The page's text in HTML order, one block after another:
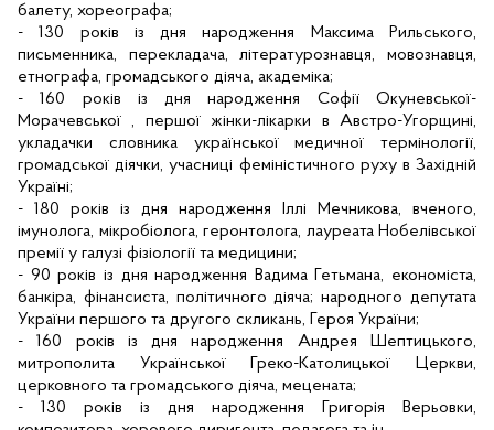
балету, хореографа;
- 130 років із дня народження Максима Рильського,
письменника, перекладача, літературознавця, мовознавця,
етнографа, громадського діяча, академіка;
- 160 років із дня народження Софії Окуневської-
Морачевської , першої жінки-лікарки в Австро-Угорщині,
укладачки словника української медичної термінології,
громадської діячки, учасниці феміністичного руху в Західній
Україні;
- 180 років із дня народження Іллі Мечникова, вченого,
імунолога, мікробіолога, геронтолога, лауреата Нобелівської
премії у галузі фізіології та медицини;
- 90 років із дня народження Вадима Гетьмана, економіста,
банкіра, фінансиста, політичного діяча; народного депутата
України першого та другого скликань, Героя України;
- 160 років із дня народження Андрея Шептицького,
митрополита Української Греко-Католицької Церкви,
церковного та громадського діяча, мецената;
- 130 років із дня народження Григорія Верьовки,